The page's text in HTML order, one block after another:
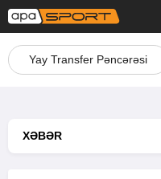
Yay Transfer Pəncərəsi
XƏBƏR